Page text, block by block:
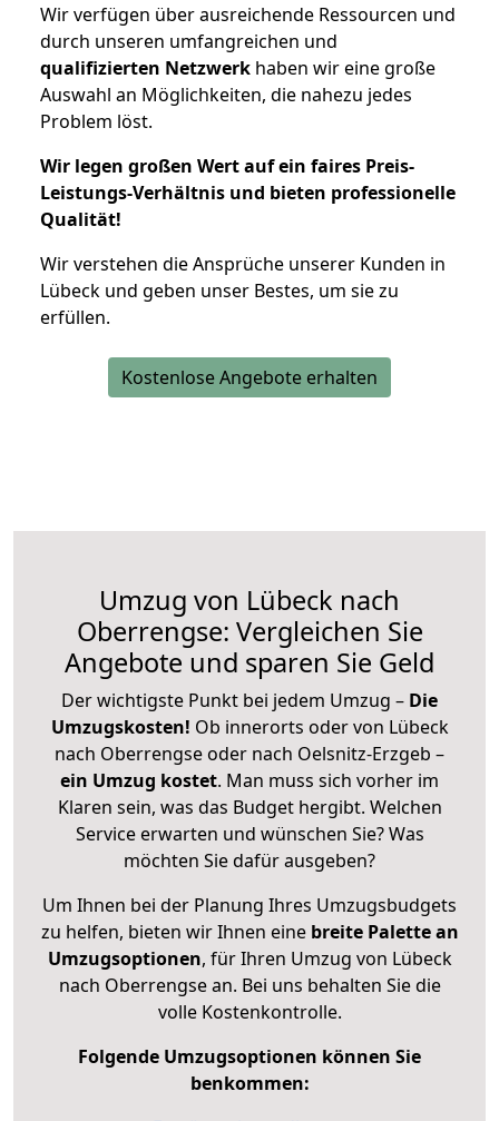
Wir verfügen über ausreichende Ressourcen und
durch unseren umfangreichen und
qualifizierten Netzwerk haben wir eine große
Auswahl an Möglichkeiten, die nahezu jedes
Problem löst.
Wir legen großen Wert auf ein faires Preis-
Leistungs-Verhältnis und bieten professionelle
Qualität!
Wir verstehen die Ansprüche unserer Kunden in
Lübeck und geben unser Bestes, um sie zu
erfüllen.
Kostenlose Angebote erhalten
Umzug von Lübeck nach
Oberrengse: Vergleichen Sie
Angebote und sparen Sie Geld
Der wichtigste Punkt bei jedem Umzug – Die
Umzugskosten! Ob innerorts oder von Lübeck
nach Oberrengse oder nach Oelsnitz-Erzgeb –
ein Umzug kostet. Man muss sich vorher im
Klaren sein, was das Budget hergibt. Welchen
Service erwarten und wünschen Sie? Was
möchten Sie dafür ausgeben?
Um Ihnen bei der Planung Ihres Umzugsbudgets
zu helfen, bieten wir Ihnen eine breite Palette an
Umzugsoptionen, für Ihren Umzug von Lübeck
nach Oberrengse an. Bei uns behalten Sie die
volle Kostenkontrolle.
Folgende Umzugsoptionen können Sie
benkommen: